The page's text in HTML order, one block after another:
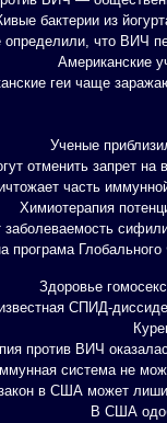
бактерии из
что ВИЧ
Американские
геи чаще
Ученые
отменить запрет на
часть
Химиотерапия
програма
Здоровье
СПИД-
против ВИЧ
система не
в США может
В США